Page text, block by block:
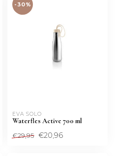
-30%
EVA SOLO
Waterfles Active 700 ml
€29,95 €20,96